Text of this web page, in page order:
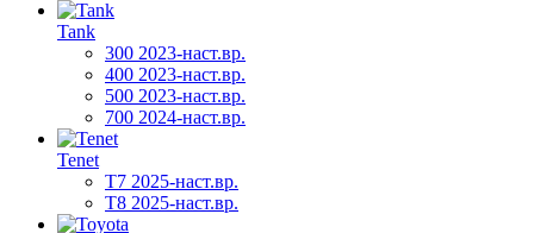
Tank
300 2023-наст.вр.
400 2023-наст.вр.
500 2023-наст.вр.
700 2024-наст.вр.
Tenet
T7 2025-наст.вр.
T8 2025-наст.вр.